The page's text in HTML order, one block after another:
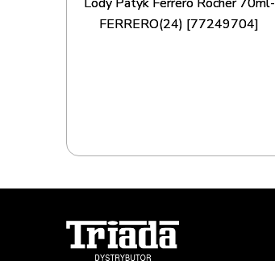
FERRERO(24) [77249704]